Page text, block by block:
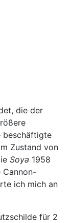
die der
beschäftigte
Zustand von
Soya 1958
Cannon-
ich mich an
für 2